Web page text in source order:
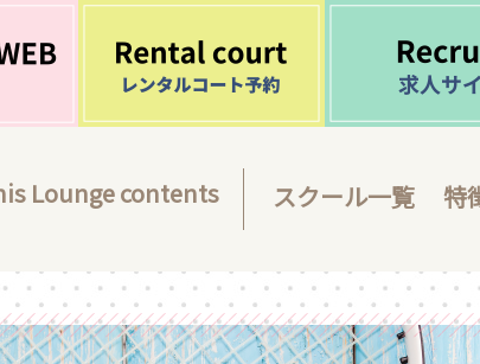
Lounge contents スクール一覧 特